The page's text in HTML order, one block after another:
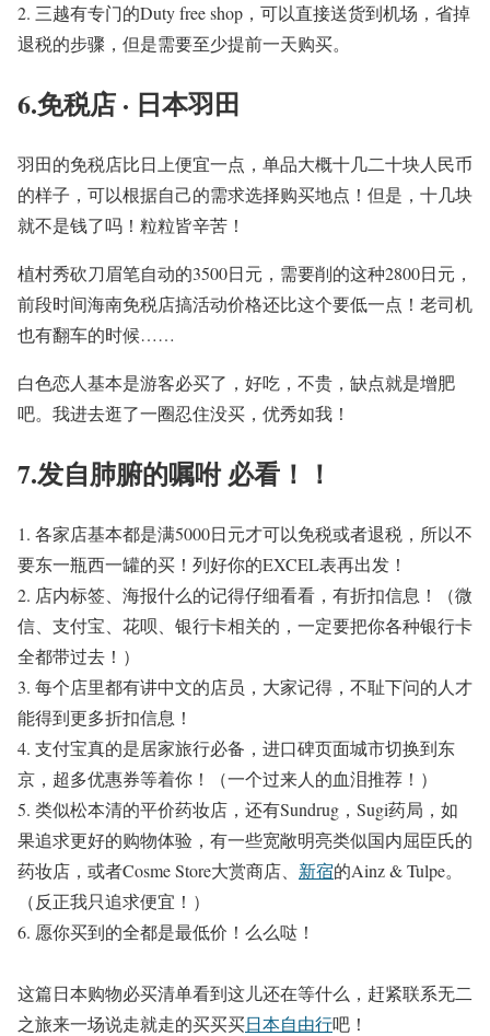
2. 三越有专门的Duty free shop ，可以直接送货到机场，省掉
退税的步骤，但是需要至少提前一天购买。
6.免税店 · 日本羽田
羽田的免税店比日上便宜一点，单品大概十几二十块人民币
的样子，可以根据自己的需求选择购买地点！但是，十几块
就不是钱了吗！粒粒皆辛苦！
植村秀砍刀眉笔自动的3500日元，需要削的这种2800日元，
前段时间海南免税店搞活动价格还比这个要低一点！老司机
也有翻车的时候……
白色恋人基本是游客必买了，好吃，不贵，缺点就是增肥
吧。我进去逛了一圈忍住没买，优秀如我！
7.发自肺腑的嘱咐 必看！！
1. 各家店基本都是满5000日元才可以免税或者退税，所以不
要东一瓶西一罐的买！列好你的EXCEL表再出发！
2. 店内标签、海报什么的记得仔细看看，有折扣信息！（微
信、支付宝、花呗、银行卡相关的，一定要把你各种银行卡
全都带过去！）
3. 每个店里都有讲中文的店员，大家记得，不耻下问的人才
能得到更多折扣信息！
4. 支付宝真的是居家旅行必备，进口碑页面城市切换到东
京，超多优惠券等着你！（一个过来人的血泪推荐！）
5. 类似松本清的平价药妆店，还有Sundrug ， Sugi药局，如
果追求更好的购物体验，有一些宽敞明亮类似国内屈臣氏的
药妆店，或者Cosme Store大赏商店、 新宿的Ainz & Tulpe。
（反正我只追求便宜！）
6. 愿你买到的全都是最低价！么么哒！
这篇日本购物必买清单看到这儿还在等什么，赶紧联系无二
之旅来一场说走就走的买买买日本自由行吧！